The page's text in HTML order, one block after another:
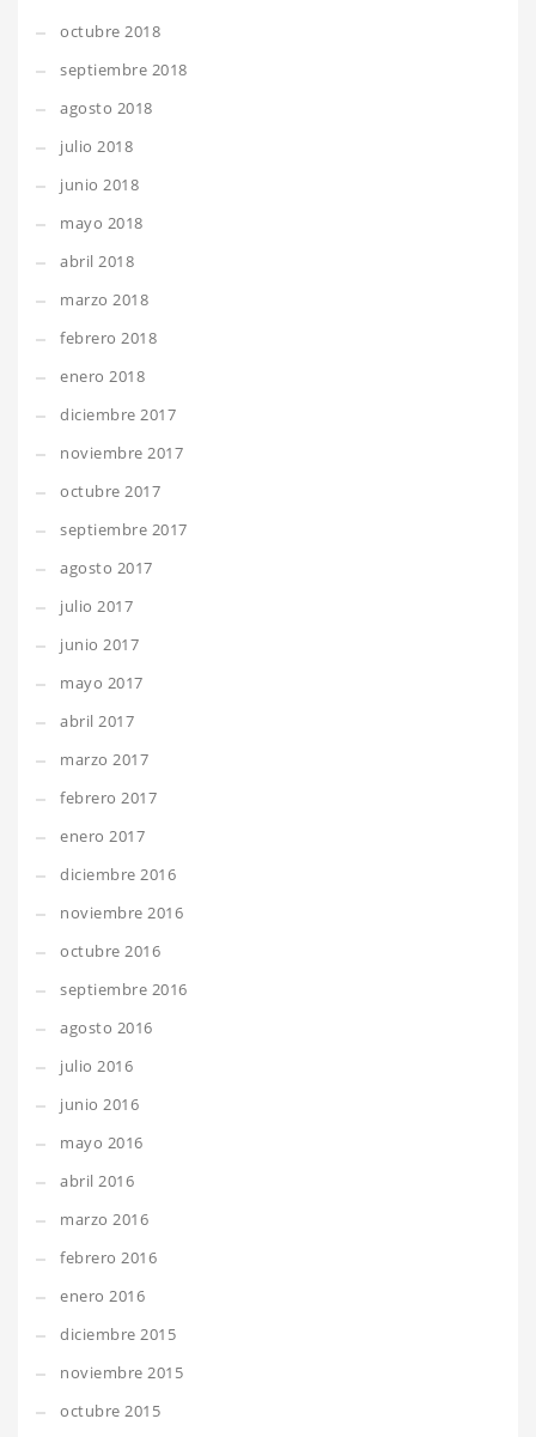
octubre 2018
septiembre 2018
agosto 2018
julio 2018
junio 2018
mayo 2018
abril 2018
marzo 2018
febrero 2018
enero 2018
diciembre 2017
noviembre 2017
octubre 2017
septiembre 2017
agosto 2017
julio 2017
junio 2017
mayo 2017
abril 2017
marzo 2017
febrero 2017
enero 2017
diciembre 2016
noviembre 2016
octubre 2016
septiembre 2016
agosto 2016
julio 2016
junio 2016
mayo 2016
abril 2016
marzo 2016
febrero 2016
enero 2016
diciembre 2015
noviembre 2015
octubre 2015